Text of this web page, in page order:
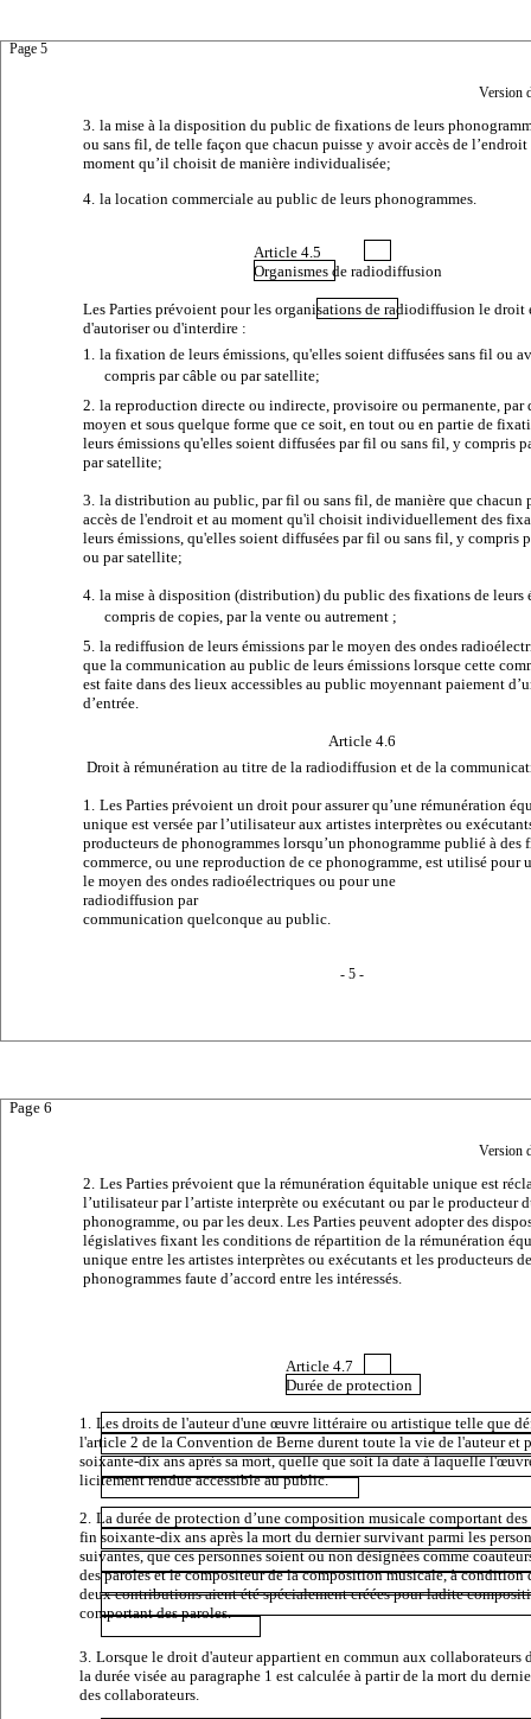
Page 5
Version
3. la mise à la disposition du public de fixations de leurs
ou sans fil, de telle façon que chacun puisse y avoir accès de l’endroit
moment qu’il choisit de manière individualisée;
4. la location commerciale au public de leurs phonogrammes.
Article 4.5
Organismes de radiodiffusion
Les Parties prévoient pour les organisations de radiodiffusion le droit
d'autoriser ou d'interdire :
1. la fixation de leurs émissions, qu'elles soient diffusées sans fil ou
compris par câble ou par satellite;
2. la reproduction directe ou indirecte, provisoire ou permanente, par
moyen et sous quelque forme que ce soit, en tout ou en partie de
leurs émissions qu'elles soient diffusées par fil ou sans fil, y compris
par satellite;
3. la distribution au public, par fil ou sans fil, de manière que chacun
accès de l'endroit et au moment qu'il choisit individuellement des
leurs émissions, qu'elles soient diffusées par fil ou sans fil, y compris
ou par satellite;
4. la mise à disposition (distribution) du public des fixations de leurs
compris de copies, par la vente ou autrement ;
5. la rediffusion de leurs émissions par le moyen des ondes
que la communication au public de leurs émissions lorsque cette
est faite dans des lieux accessibles au public moyennant paiement
d’entrée.
Article 4.6
Droit à rémunération au titre de la radiodiffusion et de la
1. Les Parties prévoient un droit pour assurer qu’une rémunération
unique est versée par l’utilisateur aux artistes interprètes ou
producteurs de phonogrammes lorsqu’un phonogramme publié à des
commerce, ou une reproduction de ce phonogramme, est utilisé pour
le moyen des ondes radioélectriques ou pour une
radiodiffusion par
communication quelconque au public.
- 5 -
Page 6
Version
2. Les Parties prévoient que la rémunération équitable unique est
l’utilisateur par l’artiste interprète ou exécutant ou par le producteur
phonogramme, ou par les deux. Les Parties peuvent adopter des
législatives fixant les conditions de répartition de la rémunération
unique entre les artistes interprètes ou exécutants et les producteurs de
phonogrammes faute d’accord entre les intéressés.
Article 4.7
Durée de protection
1. Les droits de l'auteur d'une œuvre littéraire ou artistique telle que
l'article 2 de la Convention de Berne durent toute la vie de l'auteur et
soixante-dix ans après sa mort, quelle que soit la date à laquelle
licitement rendue accessible au public.
2. La durée de protection d’une composition musicale comportant des
fin soixante-dix ans après la mort du dernier survivant parmi les
suivantes, que ces personnes soient ou non désignées comme
des paroles et le compositeur de la composition musicale, à condition
deux contributions aient été spécialement créées pour ladite
comportant des paroles.
3. Lorsque le droit d'auteur appartient en commun aux collaborateurs
la durée visée au paragraphe 1 est calculée à partir de la mort du
des collaborateurs.